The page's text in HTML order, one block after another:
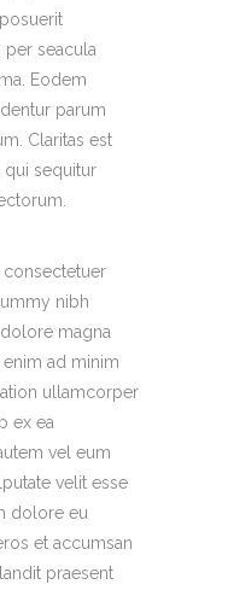
per seacula
Eodem
parum
Claritas est
qui sequitur
consectetuer
nibh
magna
ad minim
ullamcorper
ex ea
vel eum
velit esse
dolore eu
et accumsan
praesent